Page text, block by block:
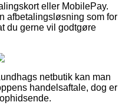
eller MobilePay.
afbetalingsløsning som for
du gerne vil godtgøre
netbutik kan man
handelsaftale, dog er